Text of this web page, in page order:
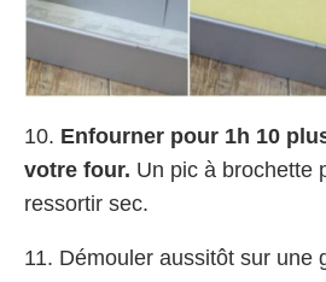
10. Enfourner pour 1h 10
votre four. Un pic à brochette
ressortir sec.
11. Démouler aussitôt sur une